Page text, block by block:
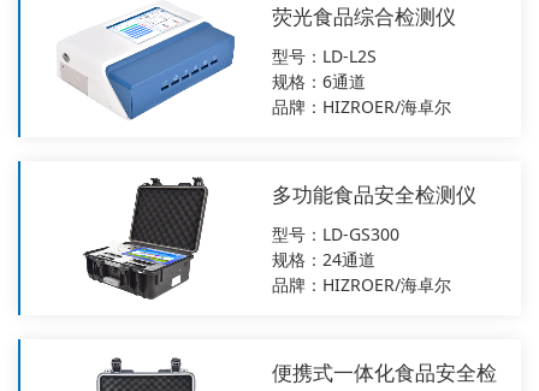
荧光食品综合检测仪
型号：LD-L2S
规格：6通道
品牌：HIZROER/海卓尔
多功能食品安全检测仪
型号：LD-GS300
规格：24通道
品牌：HIZROER/海卓尔
便携式一体化食品安全检